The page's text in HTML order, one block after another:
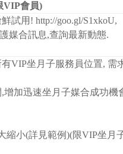
VIP會員)
試用! http://goo.gl/S1xkoU,
媒合訊息,查詢最新動態.
VIP坐月子服務員位置, 需
加迅速坐月子媒合成功機
縮小(詳見範例)(限VIP坐月